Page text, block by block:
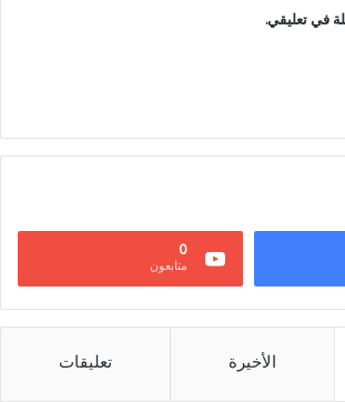
في تعليقي.
0
متابعون
الأخيرة تعليقات